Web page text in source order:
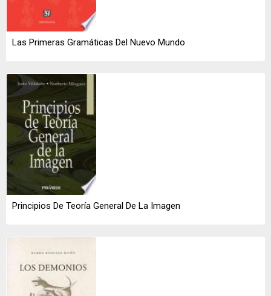
Las Primeras Gramáticas Del Nuevo Mundo
Principios De Teoría General De La Imagen